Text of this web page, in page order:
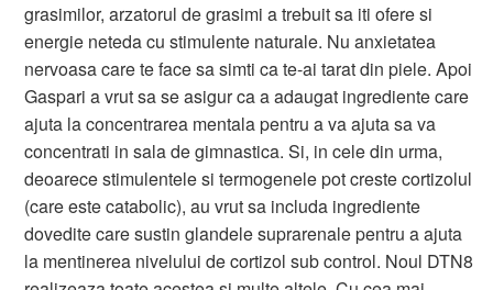
grasimilor, arzatorul de grasimi a trebuit sa iti ofere si
energie neteda cu stimulente naturale. Nu anxietatea
nervoasa care te face sa simti ca te-ai tarat din piele. Apoi
Gaspari a vrut sa se asigur ca a adaugat ingrediente care
ajuta la concentrarea mentala pentru a va ajuta sa va
concentrati in sala de gimnastica. Si, in cele din urma,
deoarece stimulentele si termogenele pot creste cortizolul
(care este catabolic), au vrut sa includa ingrediente
dovedite care sustin glandele suprarenale pentru a ajuta
la mentinerea nivelului de cortizol sub control. Noul DTN8